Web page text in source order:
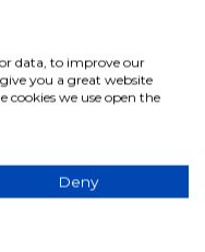
caractère et
salle à manger,
data, to improve our
you a great website
we use open the
Deny